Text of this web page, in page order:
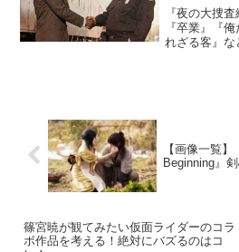
『夜の大捜
『卒業』『
れざる客』な
【画像一覧
Beginning』
篠宮暁が観てみたい仮面ライダーのコラ
ボ作品を考える！絶対にバズるのはコ